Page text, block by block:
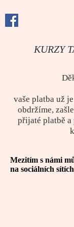
KURZY
vaše platba už
obdržíme,
přijaté platbě a
Mezitím s námi
na sociálních sítích